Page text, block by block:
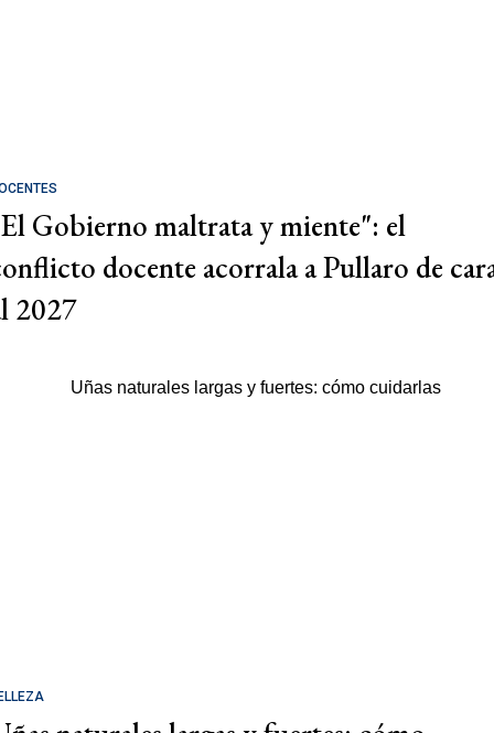
Gobierno maltrata y miente": el
docente acorrala a Pullaro de
2027